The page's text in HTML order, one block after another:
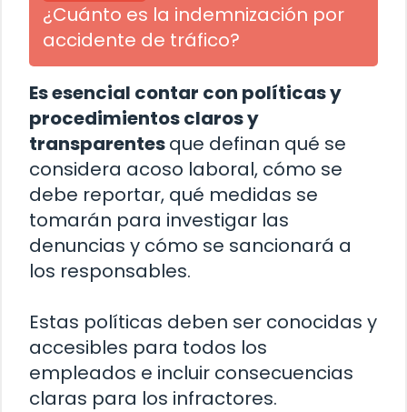
¿Cuánto es la indemnización por
accidente de tráfico?
Es esencial contar con políticas y
procedimientos claros y
transparentesque definan qué se
considera acoso laboral, cómo se
debe reportar, qué medidas se
tomarán para investigar las
denuncias y cómo se sancionará a
los responsables.
Estas políticas deben ser conocidas y
accesibles para todos los
empleados e incluir consecuencias
claras para los infractores.